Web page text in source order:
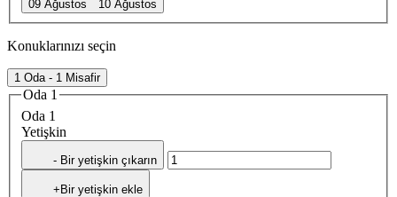
09 Ağustos 10 Ağustos
Konuklarınızı seçin
1 Oda - 1 Misafir
Oda 1
Oda 1
Yetişkin
- Bir yetişkin çıkarın
+Bir yetişkin ekle